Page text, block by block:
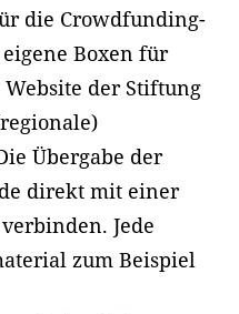
die Crowdfunding-
Boxen für
der Stiftung
Übergabe der
direkt mit einer
Jede
zum Beispiel